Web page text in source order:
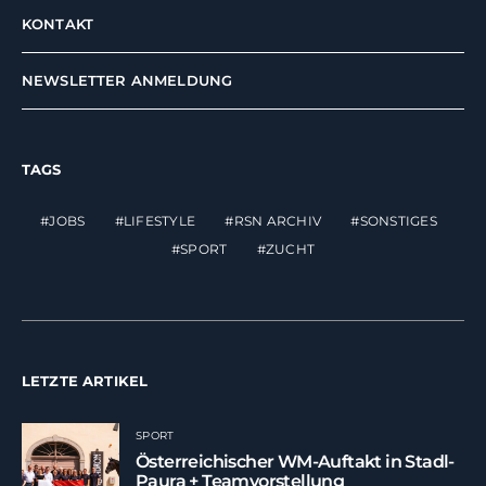
KONTAKT
NEWSLETTER ANMELDUNG
TAGS
JOBS LIFESTYLE RSN ARCHIV
SONSTIGES
SPORT
ZUCHT
LETZTE ARTIKEL
SPORT
Österreichischer WM-Auftakt in Stadl-
Paura + Teamvorstellung